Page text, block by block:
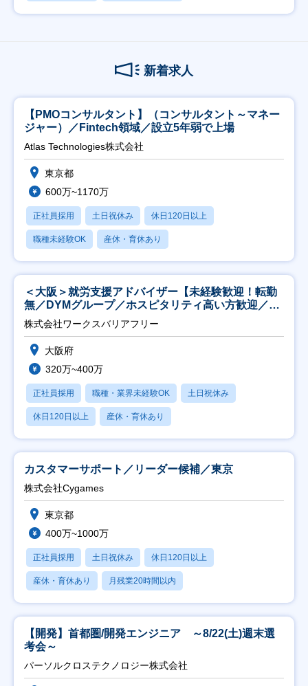
新着求人
【PMOコンサルタント】（コンサルタント～マネー
ジャー）／Fintech領域／設立5年弱で上場
Atlas Technologies株式会社
東京都
600万~1170万
正社員採用 土日祝休み 休日120日以上
職種未経験OK 産休・育休あり
＜大阪＞就労支援アドバイザー【未経験歓迎！転勤
無／DYMグループ／ホスピタリティ高い方歓迎／土
日祝】
株式会社ワークスバリアフリー
大阪府
320万~400万
正社員採用 職種・業界未経験OK 土日祝休み
休日120日以上 産休・育休あり
カスタマーサポート／リーダー候補／東京
株式会社Cygames
東京都
400万~1000万
正社員採用 土日祝休み 休日120日以上
産休・育休あり 月残業20時間以内
【開発】首都圏/開発エンジニア ～8/22(土)週末選
考会～
パーソルクロステクノロジー株式会社